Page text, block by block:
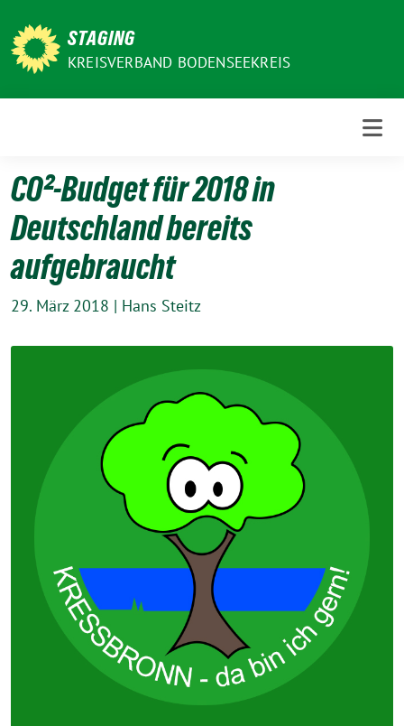
zum
Inhalt
STAGING
KREISVERBAND BODENSEEKREIS
CO²-Budget für 2018 in
Deutschland bereits
aufgebraucht
29. März 2018 | Hans Steitz